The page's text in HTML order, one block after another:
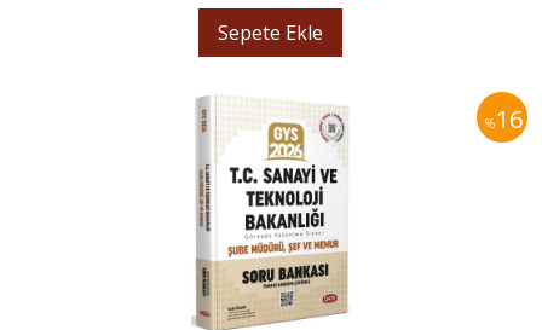
Sepete Ekle
%16